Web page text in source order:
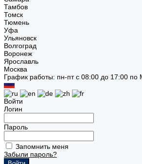
Тамбов
Томск
Тюмень
Уфа
Ульяновск
Волгоград
Воронеж
Ярославль
Москва
График работы: пн-пт с 08:00 до 17:00 по
Войти
Логин
Пароль
Запомнить меня
Забыли пароль?